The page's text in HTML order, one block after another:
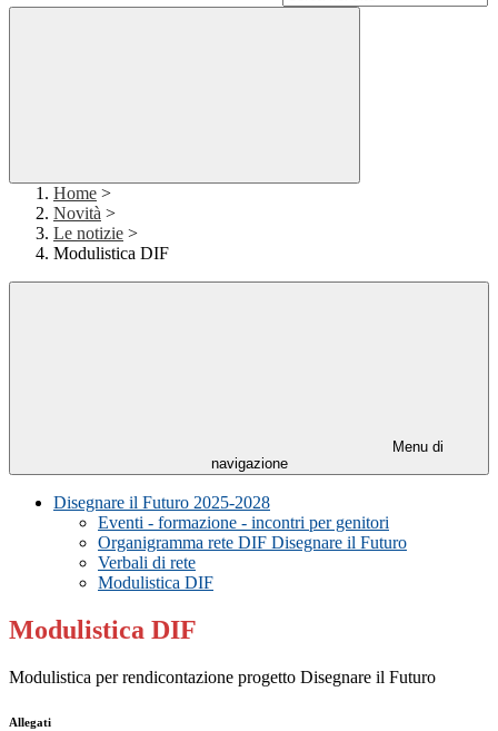
Home >
Novità >
Le notizie >
Modulistica DIF
Menu di
navigazione
Disegnare il Futuro 2025-2028
Eventi - formazione - incontri per genitori
Organigramma rete DIF Disegnare il Futuro
Verbali di rete
Modulistica DIF
Modulistica DIF
Modulistica per rendicontazione progetto Disegnare il Futuro
Allegati